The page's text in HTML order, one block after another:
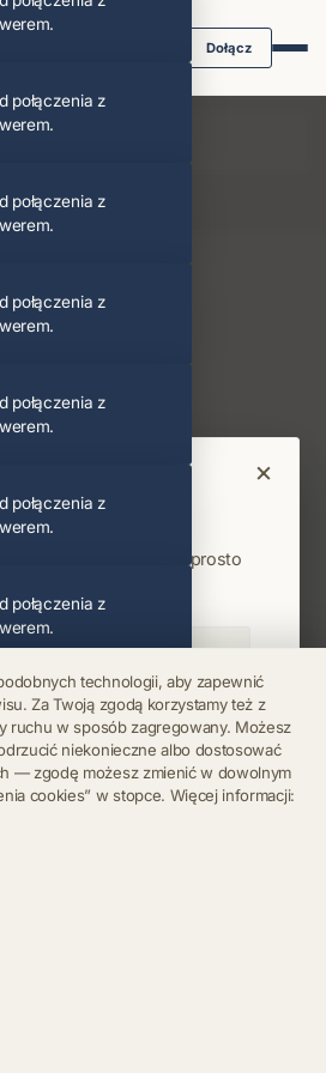
Dołącz
Album
i koncerty
technologii, aby zapewnić
Za Twoją zgodą korzystamy też z
ruchu w sposób zagregowany. Możesz
niekonieczne albo dostosować
— zgodę możesz zmienić w dowolnym
cookies” w stopce. Więcej informacji:
×
na bieżąco
i premierach prosto
Zapisz się
wypisać z newslettera
połączenia z
połączenia z
połączenia z
połączenia z
połączenia z
połączenia z
połączenia z
połączenia z